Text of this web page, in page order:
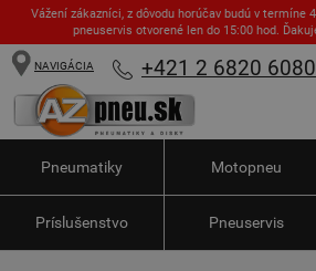
Vážení zákazníci, z dôvodu horúčav budú v termíne
pneuservis otvorené len do 15:00 hod.
NAVIGÁCIA +421 2 6820 6080
Pneumatiky Motopneu
Príslušenstvo Pneuservis